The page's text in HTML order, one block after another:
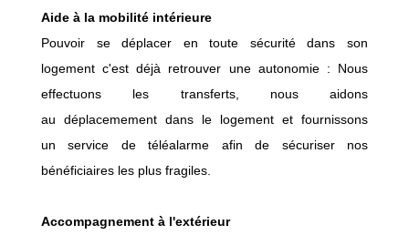
Aide à la mobilité intérieure
Pouvoir se déplacer en toute sécurité dans son
logement c'est déjà retrouver une autonomie : Nous
effectuons les transferts, nous aidons
au déplacemement dans le logement et fournissons
un service de téléalarme afin de sécuriser nos
bénéficiaires les plus fragiles.
Accompagnement à l'extérieur